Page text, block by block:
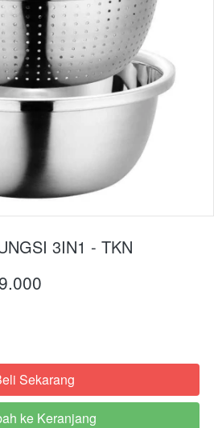
3IN1 - TKN
Sekarang
ke Keranjang